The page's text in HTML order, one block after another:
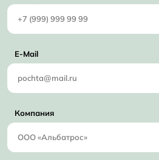
E-Mail
Компания